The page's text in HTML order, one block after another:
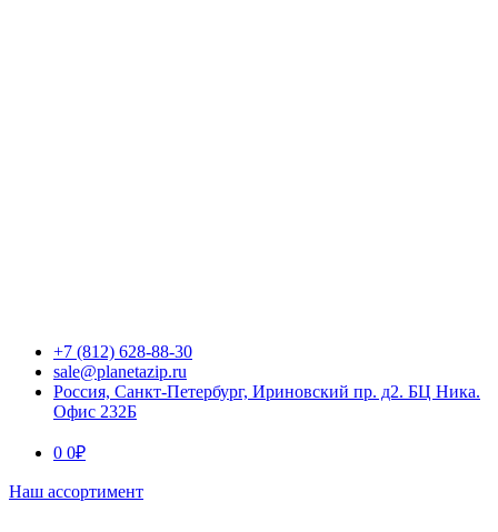
+7 (812) 628-88-30
sale@planetazip.ru
Россия, Санкт-Петербург, Ириновский пр. д2. БЦ Ника.
Офис 232Б
0 0₽
Наш ассортимент